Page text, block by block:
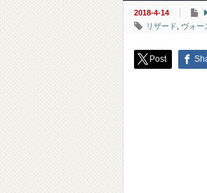
2018-4-14
リザード
ヴォー
Post